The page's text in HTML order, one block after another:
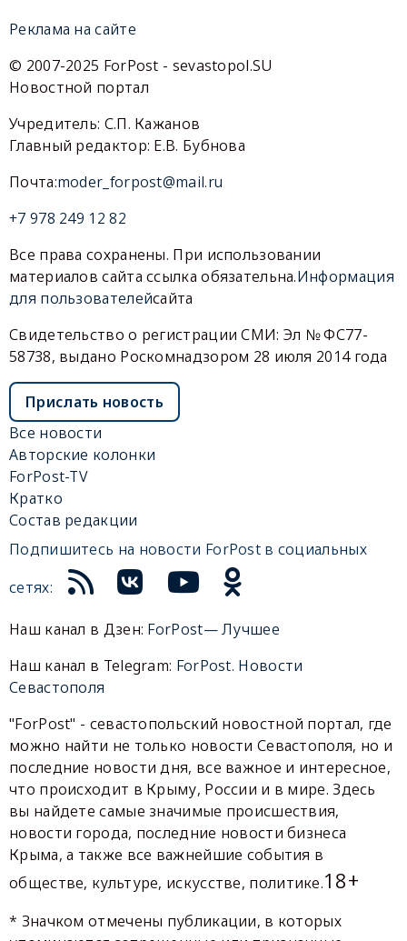
Реклама на сайте
© 2007-2025 ForPost - sevastopol.SU
Новостной портал
Учредитель: С.П. Кажанов
Главный редактор: Е.В. Бубнова
Почта:moder_forpost@mail.ru
+7 978 249 12 82
Все права сохранены. При использовании
материалов сайта ссылка обязательна.Информация
для пользователейсайта
Свидетельство о регистрации СМИ: Эл № ФС77-
58738, выдано Роскомнадзором 28 июля 2014 года
Прислать новость
Все новости
Авторские колонки
ForPost-TV
Кратко
Состав редакции
Подпишитесь на новости ForPost в социальных
сетях:
Наш канал в Дзен: ForPost— Лучшее
Наш канал в Telegram: ForPost. Новости
Севастополя
"ForPost" - севастопольский новостной портал, где
можно найти не только новости Севастополя, но и
последние новости дня, все важное и интересное,
что происходит в Крыму, России и в мире. Здесь
вы найдете самые значимые происшествия,
новости города, последние новости бизнеса
Крыма, а также все важнейшие события в
обществе, культуре, искусстве, политике.18+
* Значком отмечены публикации, в которых